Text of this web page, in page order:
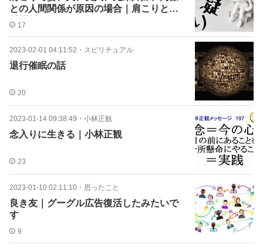
との人間関係が原因の場合｜肩こりと人
間関係
17
2023-02-01 04:11:52 ・ スピリチュアル
退行催眠の話
20
2023-01-14 09:38:49 ・ 小林正観
念入りに生きる｜小林正観
23
2023-01-10 02:11:10 ・ 思ったこと
良き友｜グーグル広告復活したみたいで
す
9